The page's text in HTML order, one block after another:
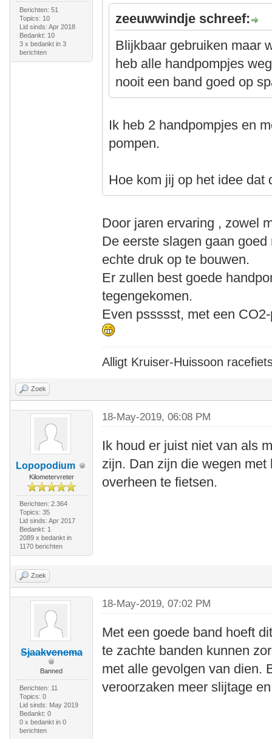
Berichten: 51
Topics: 10
Lid sinds: Apr 2018
Bedankt: 10
3 x bedankt in 3
berichten
zeeuwwindje schreef:
Blijkbaar gebruiken maar
heb alle handpompjes
nooit een band goed op
Ik heb 2 handpompjes en
pompen.
Hoe kom jij op het idee dat
Door jaren ervaring , zowel
De eerste slagen gaan
echte druk op te bouwen.
Er zullen best goede
tegengekomen.
Even pssssst, met een
Alligt Kruiser-Huissoon
Zoek
Lopopodium
Kilometervreter
Berichten: 2.364
Topics: 35
Lid sinds: Apr 2017
Bedankt: 1
2089 x bedankt in
1170 berichten
18-May-2019, 06:08 PM
Ik houd er juist niet van als
zijn. Dan zijn die wegen
overheen te fietsen.
Zoek
Sjaakvenema
Banned
Berichten: 11
Topics: 0
Lid sinds: May 2019
Bedankt: 0
0 x bedankt in 0
berichten
18-May-2019, 07:02 PM
Met een goede band hoeft
te zachte banden kunnen
met alle gevolgen van dien.
veroorzaken meer slijtage